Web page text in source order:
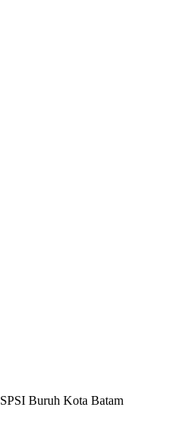
Buruh Kota Batam